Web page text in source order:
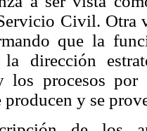
Civil. Otra
que la
dirección
los procesos
producen y se